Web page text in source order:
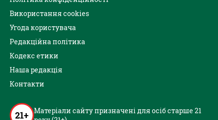
Використання cookies
Угода користувача
Редакційна політика
Кодекс етики
Наша редакція
Контакти
21+ Матеріали сайту призначені для осіб старше 21